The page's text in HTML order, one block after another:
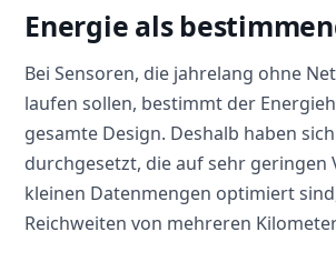
Energie als
Bei Sensoren, die jahrelang ohne
laufen sollen, bestimmt der
gesamte Design. Deshalb haben
durchgesetzt, die auf sehr geringen
kleinen Datenmengen optimiert
Reichweiten von mehreren